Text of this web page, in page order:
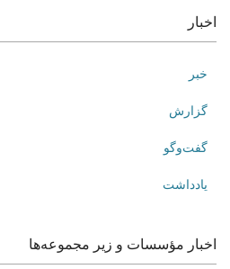
اخبار
خبر
گزارش
گفت‌وگو
یادداشت
اخبار مؤسسات و زیر مجموعه‌ها